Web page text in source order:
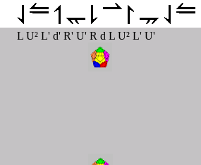
L U² L' d' R' U' R d L U² L' U'